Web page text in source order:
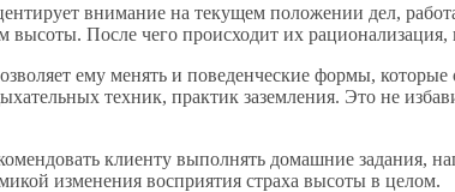
внимание на текущем положении дел,
высоты. После чего происходит их
ему менять и поведенческие формы,
техник, практик заземления. Это не
клиенту выполнять домашние задания,
изменения восприятия страха высоты в целом.